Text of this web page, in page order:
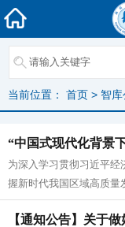
当前位置： 首页 > 智库
“中国式现代化背景
为深入学习贯彻习近平
握新时代我国区域高质量
区域高质量协调发展，江
【通知公告】关于